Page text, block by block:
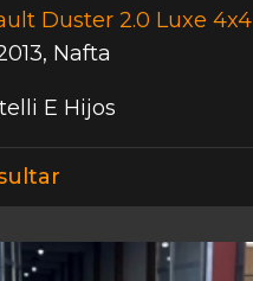
Duster 2.0 Luxe 4x4
, Nafta
E Hijos